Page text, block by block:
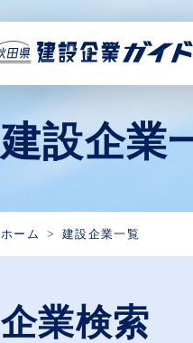
建設企業
ホーム 建設企業一覧
企業検索